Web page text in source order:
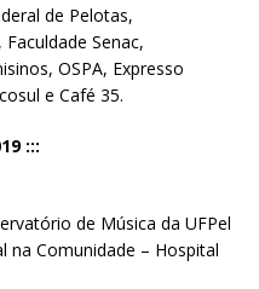
de Pelotas,
Senac,
OSPA, Expresso
e Café 35.
:::
de Música da UFPel
na Comunidade – Hospital